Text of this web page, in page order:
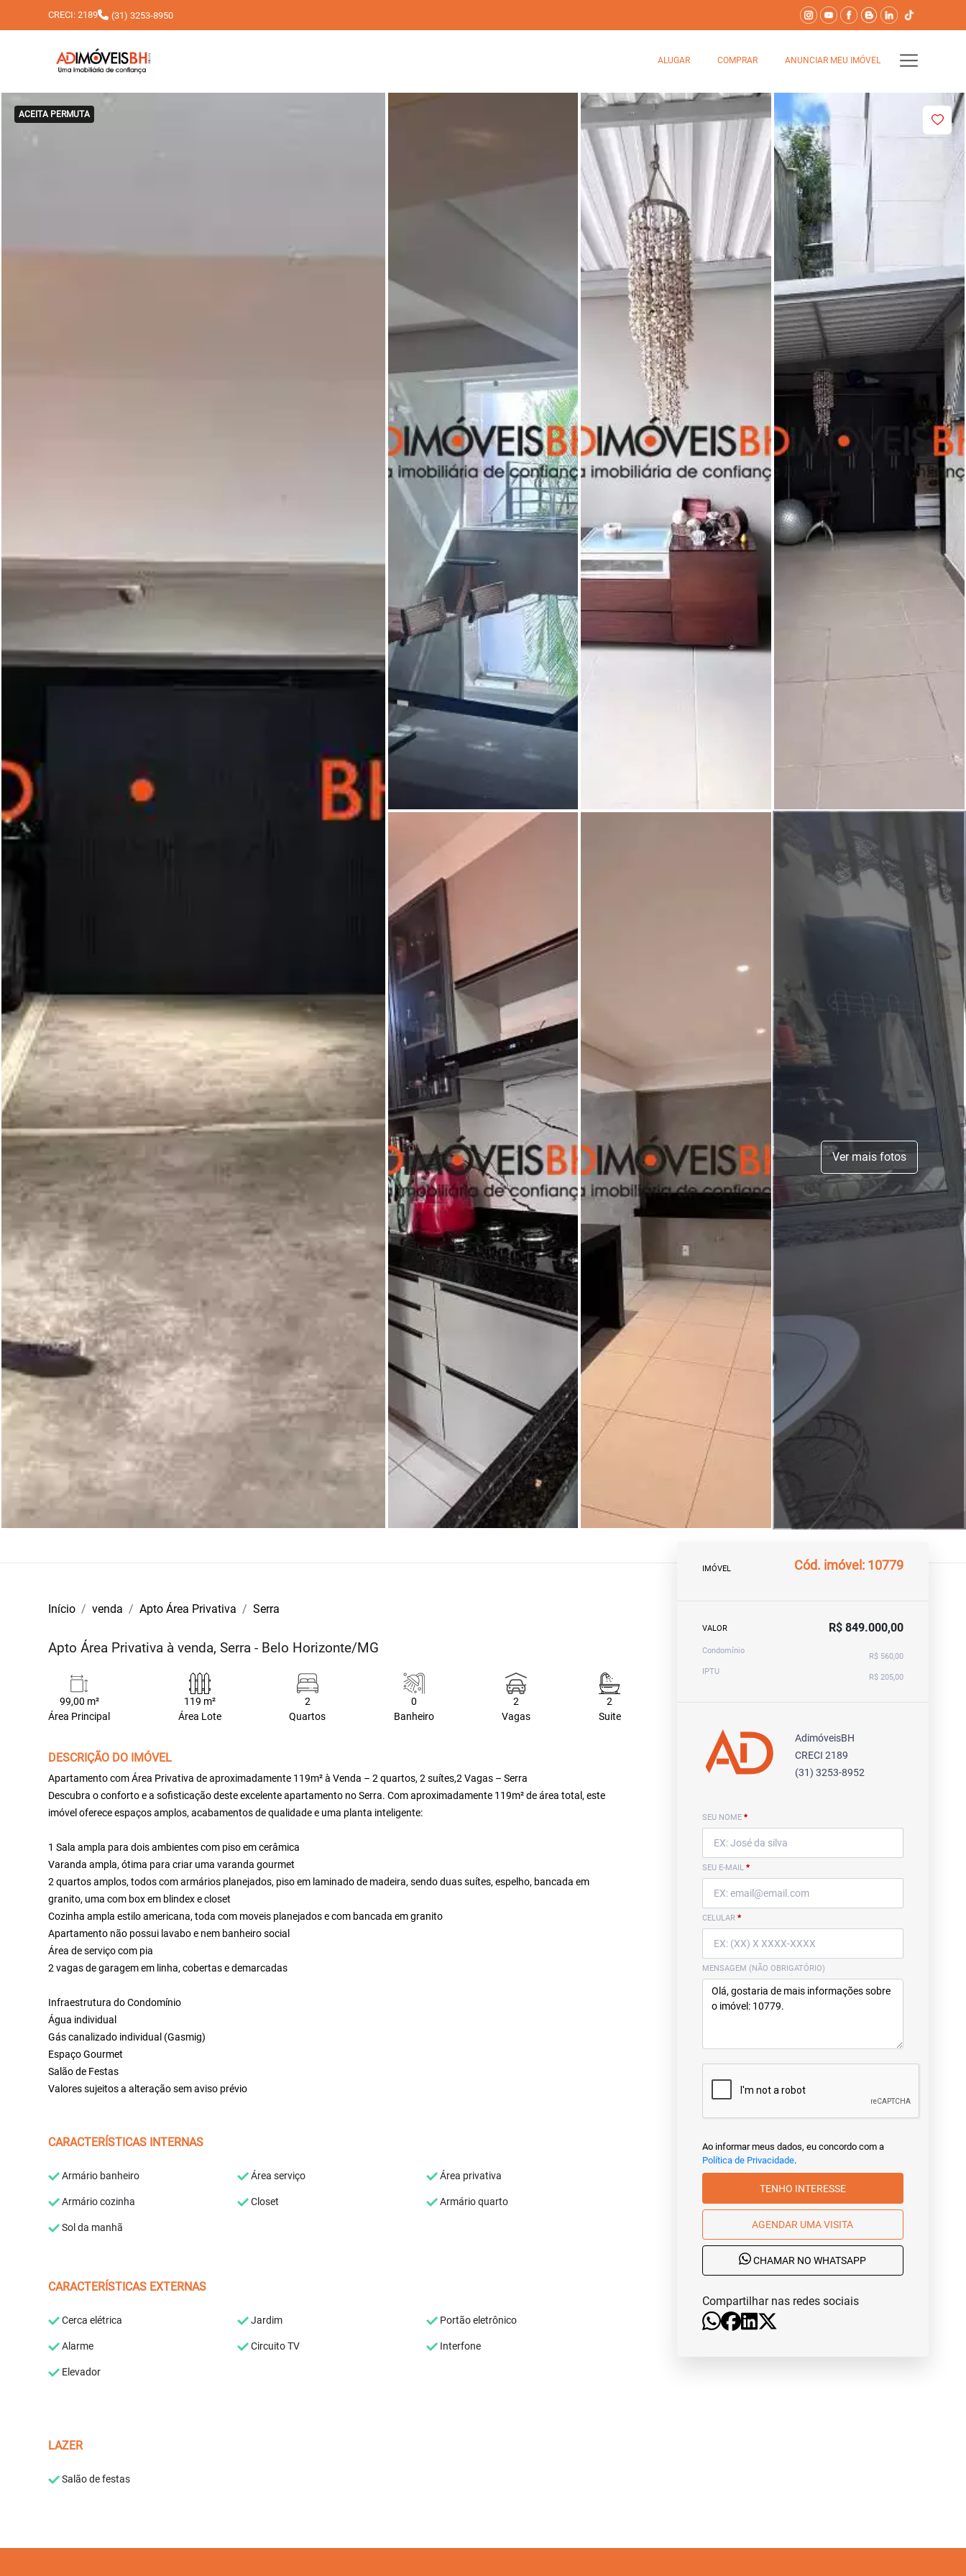
CRECI: 2189 (31) 3253-8950
ALUGAR COMPRAR ANUNCIAR MEU IMÓVEL
ACEITA PERMUTA
Ver mais fotos
Início venda Apto Área Privativa Serra
Apto Área Privativa à venda, Serra - Belo Horizonte/MG
99,00 m²
Área Principal
119 m²
Área Lote
2
Quartos
0
Banheiro
2
Vagas
2
Suite
DESCRIÇÃO DO IMÓVEL
Apartamento com Área Privativa de aproximadamente 119m² à Venda – 2 quartos, 2 suítes,2 Vagas – Serra
Descubra o conforto e a sofisticação deste excelente apartamento no Serra. Com aproximadamente 119m² de área total, este
imóvel oferece espaços amplos, acabamentos de qualidade e uma planta inteligente:
1 Sala ampla para dois ambientes com piso em cerâmica
Varanda ampla, ótima para criar uma varanda gourmet
2 quartos amplos, todos com armários planejados, piso em laminado de madeira, sendo duas suítes, espelho, bancada em
granito, uma com box em blindex e closet
Cozinha ampla estilo americana, toda com moveis planejados e com bancada em granito
Apartamento não possui lavabo e nem banheiro social
Área de serviço com pia
2 vagas de garagem em linha, cobertas e demarcadas
Infraestrutura do Condomínio
Água individual
Gás canalizado individual (Gasmig)
Espaço Gourmet
Salão de Festas
Valores sujeitos a alteração sem aviso prévio
CARACTERÍSTICAS INTERNAS
Armário banheiro Área serviço Área privativa
Armário cozinha Closet Armário quarto
Sol da manhã
CARACTERÍSTICAS EXTERNAS
Cerca elétrica Jardim Portão eletrônico
Alarme Circuito TV Interfone
Elevador
LAZER
Salão de festas
IMÓVEL Cód. imóvel: 10779
VALOR R$ 849.000,00
Condomínio
R$ 560,00
IPTU
R$ 205,00
AdimóveisBH
CRECI 2189
(31) 3253-8952
SEU NOME *
SEU E-MAIL *
CELULAR *
MENSAGEM (NÃO OBRIGATÓRIO)
Ao informar meus dados, eu concordo com a
Política de Privacidade.
TENHO INTERESSE
AGENDAR UMA VISITA
CHAMAR NO WHATSAPP
Compartilhar nas redes sociais